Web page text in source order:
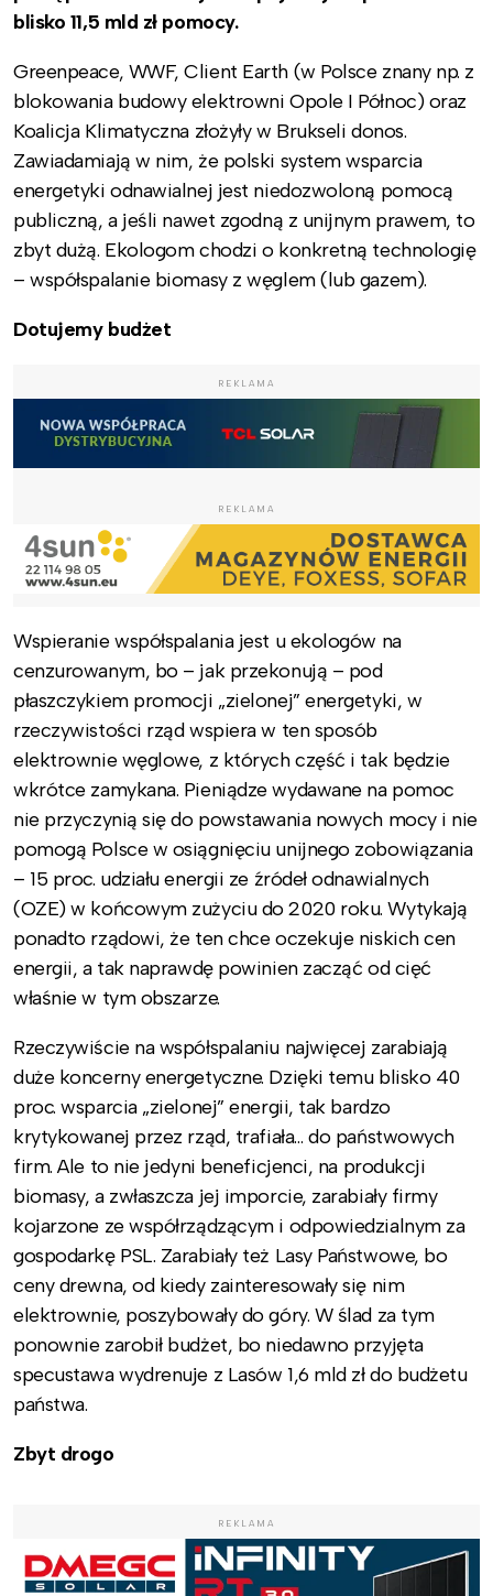
blisko 11,5 mld zł pomocy.
Greenpeace, WWF, Client Earth (w Polsce znany np. z
blokowania budowy elektrowni Opole I Północ) oraz
Koalicja Klimatyczna złożyły w Brukseli donos.
Zawiadamiają w nim, że polski system wsparcia
energetyki odnawialnej jest niedozwoloną pomocą
publiczną, a jeśli nawet zgodną z unijnym prawem, to
zbyt dużą. Ekologom chodzi o konkretną technologię
– współspalanie biomasy z węglem (lub gazem).
Dotujemy budżet
REKLAMA
REKLAMA
Wspieranie współspalania jest u ekologów na
cenzurowanym, bo – jak przekonują – pod
płaszczykiem promocji „zielonej” energetyki, w
rzeczywistości rząd wspiera w ten sposób
elektrownie węglowe, z których część i tak będzie
wkrótce zamykana. Pieniądze wydawane na pomoc
nie przyczynią się do powstawania nowych mocy i nie
pomogą Polsce w osiągnięciu unijnego zobowiązania
– 15 proc. udziału energii ze źródeł odnawialnych
(OZE) w końcowym zużyciu do 2020 roku. Wytykają
ponadto rządowi, że ten chce oczekuje niskich cen
energii, a tak naprawdę powinien zacząć od cięć
właśnie w tym obszarze.
Rzeczywiście na współspalaniu najwięcej zarabiają
duże koncerny energetyczne. Dzięki temu blisko 40
proc. wsparcia „zielonej” energii, tak bardzo
krytykowanej przez rząd, trafiała… do państwowych
firm. Ale to nie jedyni beneficjenci, na produkcji
biomasy, a zwłaszcza jej imporcie, zarabiały firmy
kojarzone ze współrządzącym i odpowiedzialnym za
gospodarkę PSL. Zarabiały też Lasy Państwowe, bo
ceny drewna, od kiedy zainteresowały się nim
elektrownie, poszybowały do góry. W ślad za tym
ponownie zarobił budżet, bo niedawno przyjęta
specustawa wydrenuje z Lasów 1,6 mld zł do budżetu
państwa.
Zbyt drogo
REKLAMA